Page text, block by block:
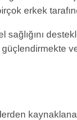
erkek
güçlendirmekte